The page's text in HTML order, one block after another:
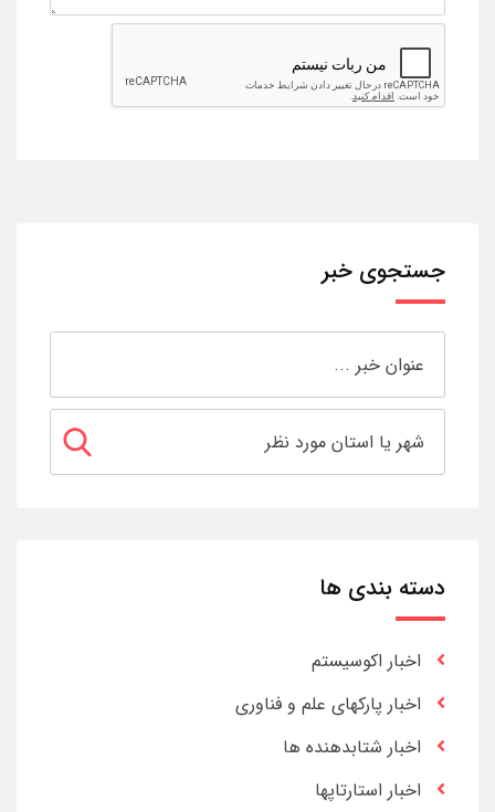
جستجوی خبر
دسته بندی ها
اخبار اکوسیستم
اخبار پارکهای علم و فناوری
اخبار شتابدهنده ها
اخبار استارتاپها